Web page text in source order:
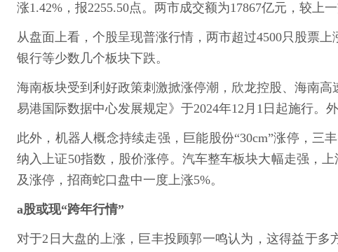
涨1.42%，报2255.50点。两市成交额为17867亿元，较上
从盘面上看，个股呈现普涨行情，两市超过4500只股票
银行等少数几个板块下跌。
海南板块受到利好政策刺激掀涨停潮，欣龙控股、海南
易港国际数据中心发展规定》于2024年12月1日起施行。
此外，机器人概念持续走强，巨能股份“30cm”涨停，三
纳入上证50指数，股价涨停。汽车整车板块大幅走强，
及涨停，招商蛇口盘中一度上涨5%。
a股或现“跨年行情”
对于2日大盘的上涨，巨丰投顾郭一鸣认为，这得益于